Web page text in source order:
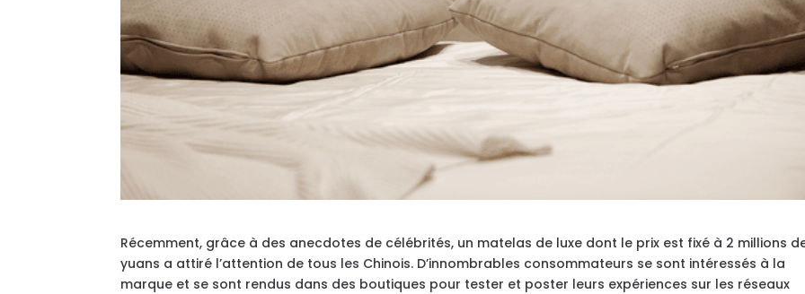
Récemment, grâce à des anecdotes de célébrités, un matelas de luxe dont le prix est fixé à 2 millions
yuans a attiré l’attention de tous les Chinois. D’innombrables consommateurs se sont intéressés à la
marque et se sont rendus dans des boutiques pour tester et poster leurs expériences sur les réseaux